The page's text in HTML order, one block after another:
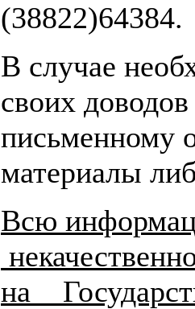
(38822)64384.
В случае
своих
письменному
материалы
Всю
на